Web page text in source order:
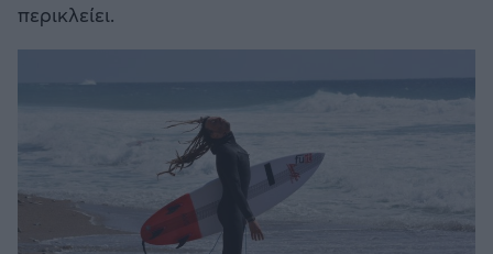
περικλείει.